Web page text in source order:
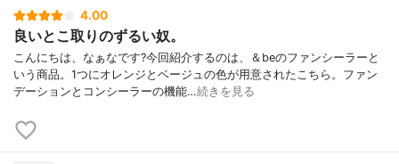
4.00
良いとこ取りのずるい奴。
こんにちは、なぁなです?今回紹介するのは、＆beのファンシーラーと
いう商品。1つにオレンジとベージュの色が用意されたこちら。ファン
デーションとコンシーラーの機能…続きを見る